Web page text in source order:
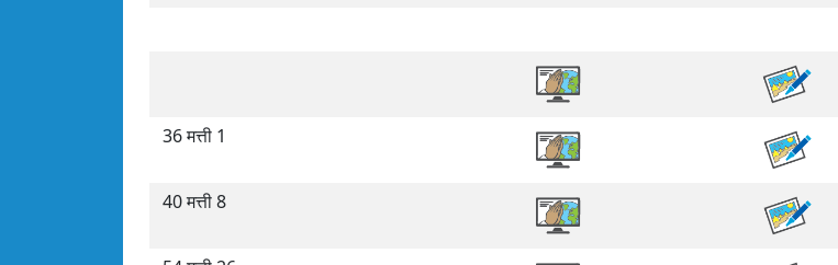
36 मत्ती 1
40 मत्ती 8